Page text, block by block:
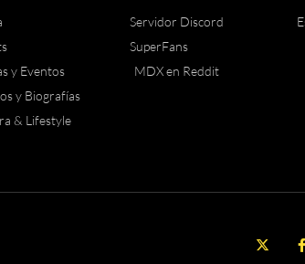
y Eventos
y Biografías
& Lifestyle
Servidor Discord
SuperFans
MDX en Reddit